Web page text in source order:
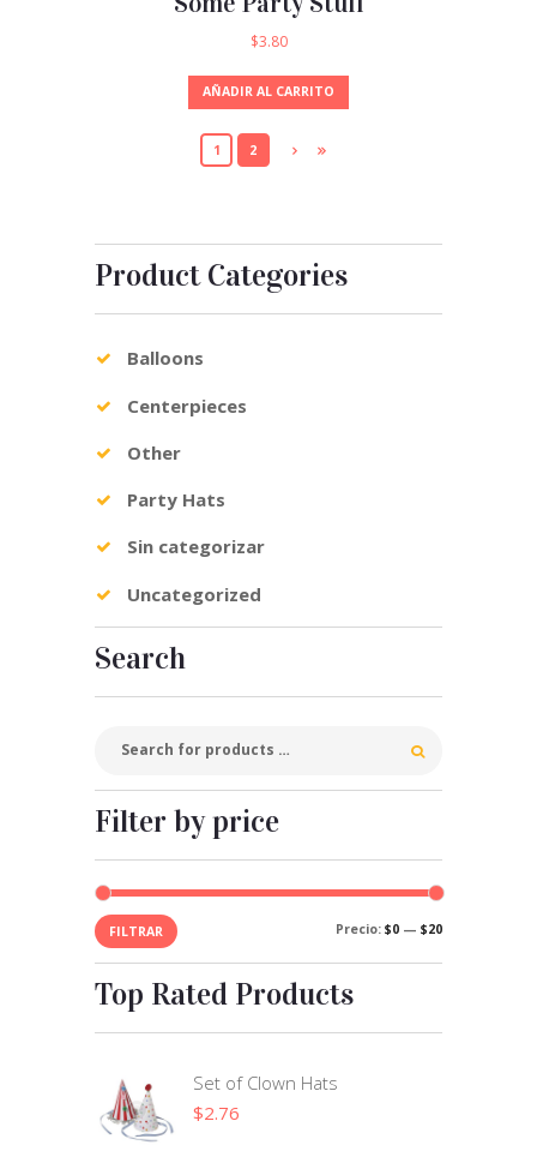
$3.80
AÑADIR AL CARRITO
1 2
Product Categories
Balloons
Centerpieces
Other
Party Hats
Sin categorizar
Uncategorized
Search
Filter by price
Precio
Precio
FILTRAR Precio: $0 — $20
Top Rated Products
Set of Clown Hats
$2.76